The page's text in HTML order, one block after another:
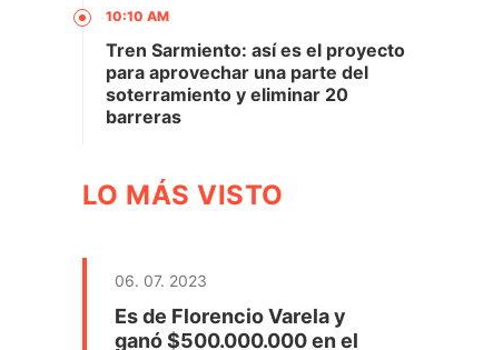
10:10 AM
Tren Sarmiento: así es el proyecto
para aprovechar una parte del
soterramiento y eliminar 20
barreras
LO MÁS VISTO
06. 07. 2023
Es de Florencio Varela y
ganó $500.000.000 en el